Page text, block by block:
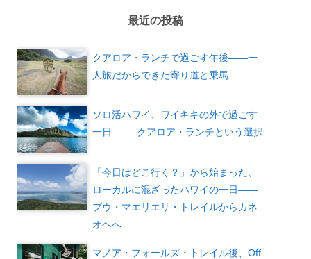
最近の投稿
クアロア・ランチで過ごす午後——一
人旅だからできた寄り道と乗馬
ソロ活ハワイ、ワイキキの外で過ごす
一日 —— クアロア・ランチという選択
「今日はどこ行く？」から始まった、
ローカルに混ざったハワイの一日――
プウ・マエリエリ・トレイルからカネ
オヘへ
マノア・フォールズ・トレイル後、Off